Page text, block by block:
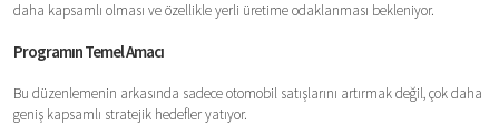
daha kapsamlı olması ve özellikle yerli üretime odaklanması bekleniyor.
Programın Temel Amacı
Bu düzenlemenin arkasında sadece otomobil satışlarını artırmak değil, çok daha
geniş kapsamlı stratejik hedefler yatıyor.